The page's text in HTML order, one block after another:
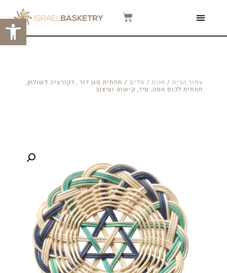
עמוד הבית / חנות/ סלים / תחתית מגן דוד , דקורציה לשולחן,
תחתית לכוס חמה, סיר, קישוט ועיצוב
פתח